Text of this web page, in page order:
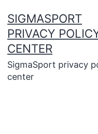
to
content
SIGMASPORT
PRIVACY
CENTER
SigmaSport privacy
center